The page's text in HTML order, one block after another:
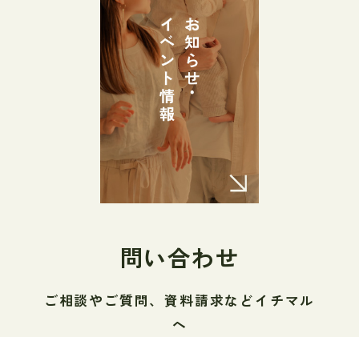
問い合わせ
ご相談やご質問、資料請求などイチマル
へ